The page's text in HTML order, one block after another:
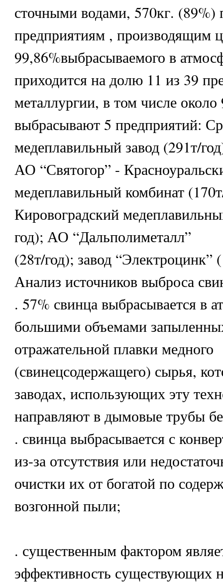
сточными водами, 570кг. (89%)
предприятиям , производящим
99,86%выбрасываемого в
приходится на долю 11 из 39
металлургии, в том числе около
выбрасывают 5 предприятий:
медеплавильный завод (291т/
АО “Святогор” -
медеплавильный комбинат
Кировоградский
год); АО “Дальполиметалл”
(28т/год); завод “Электроцинк”
Анализ источников выброса
. 57% свинца выбрасывается в
большими объемами
отражательной плавки медного
(свинецсодержащего) сырья,
заводах, использующих эту
направляют в дымовые трубы
. свинца выбрасывается с
из-за отсутствия или
очистки их от богатой по
возгонной пыли;
. существенным фактором
эффективность существующих